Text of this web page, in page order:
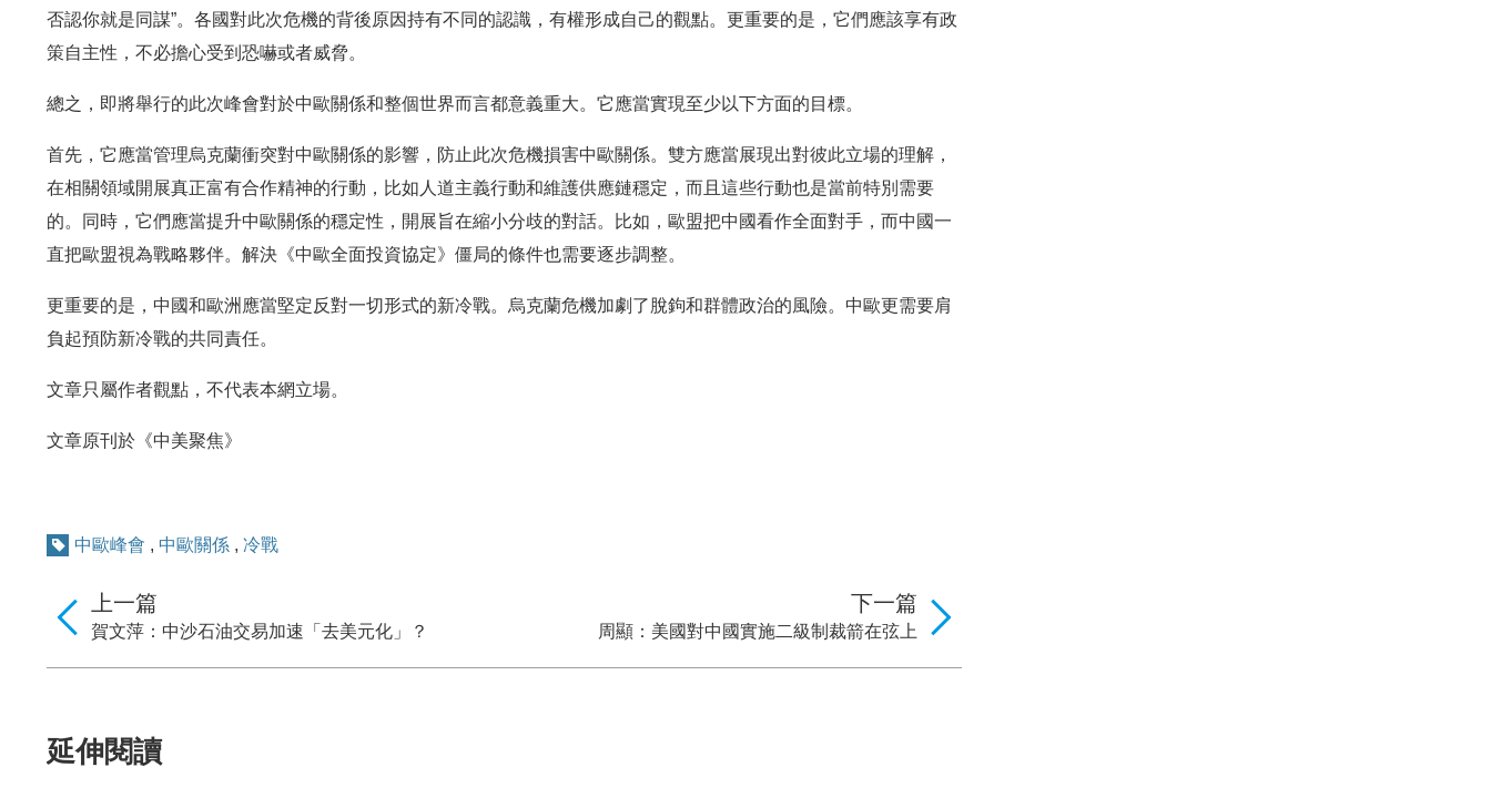
否認你就是同謀”。各國對此次危機的背後原因持有不同的認識，有權形成自己的觀點。更重要的是，它們應該享有政
策自主性，不必擔心受到恐嚇或者威脅。
總之，即將舉行的此次峰會對於中歐關係和整個世界而言都意義重大。它應當實現至少以下方面的目標。
首先，它應當管理烏克蘭衝突對中歐關係的影響，防止此次危機損害中歐關係。雙方應當展現出對彼此立場的理解，
在相關領域開展真正富有合作精神的行動，比如人道主義行動和維護供應鏈穩定，而且這些行動也是當前特別需要
的。同時，它們應當提升中歐關係的穩定性，開展旨在縮小分歧的對話。比如，歐盟把中國看作全面對手，而中國一
直把歐盟視為戰略夥伴。解決《中歐全面投資協定》僵局的條件也需要逐步調整。
更重要的是，中國和歐洲應當堅定反對一切形式的新冷戰。烏克蘭危機加劇了脫鉤和群體政治的風險。中歐更需要肩
負起預防新冷戰的共同責任。
文章只屬作者觀點，不代表本網立場。
文章原刊於《中美聚焦》
中歐峰會 , 中歐關係 , 冷戰
下一篇
周顯：美國對中國實施二級制裁箭在弦上
上一篇
賀文萍：中沙石油交易加速「去美元化」？
延伸閱讀